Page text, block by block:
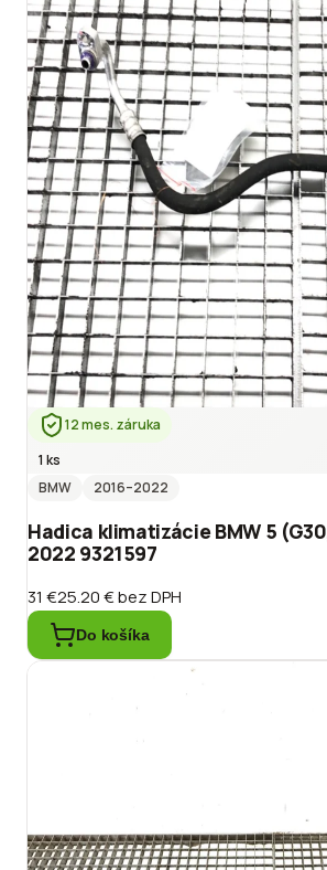
12 mes. záruka
1 ks
BMW
2016–2022
Hadica klimatizácie BMW 5
2022 9321597
31 €25.20 €bez DPH
Do košíka